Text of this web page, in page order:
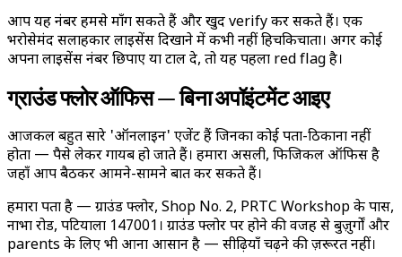
आप यह नंबर हमसे माँग सकते हैं और खुद verify कर सकते हैं। एक
भरोसेमंद सलाहकार लाइसेंस दिखाने में कभी नहीं हिचकिचाता। अगर कोई
अपना लाइसेंस नंबर छिपाए या टाल दे, तो यह पहला red flag है।
ग्राउंड फ्लोर ऑफिस — बिना अपॉइंटमेंट आइए
आजकल बहुत सारे 'ऑनलाइन' एजेंट हैं जिनका कोई पता-ठिकाना नहीं
होता — पैसे लेकर गायब हो जाते हैं। हमारा असली, फिजिकल ऑफिस है
जहाँ आप बैठकर आमने-सामने बात कर सकते हैं।
हमारा पता है — ग्राउंड फ्लोर, Shop No. 2, PRTC Workshop के पास,
नाभा रोड, पटियाला 147001। ग्राउंड फ्लोर पर होने की वजह से बुज़ुर्गों और
parents के लिए भी आना आसान है — सीढ़ियाँ चढ़ने की ज़रूरत नहीं।